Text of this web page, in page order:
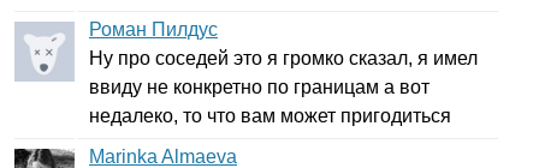
Роман Пилдус
Ну про соседей это я громко сказал, я имел
ввиду не конкретно по границам а вот
недалеко, то что вам может пригодиться
Marinka Almaeva